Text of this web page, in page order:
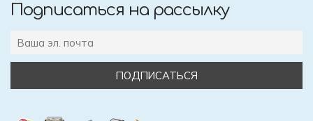
Подписаться на рассылку